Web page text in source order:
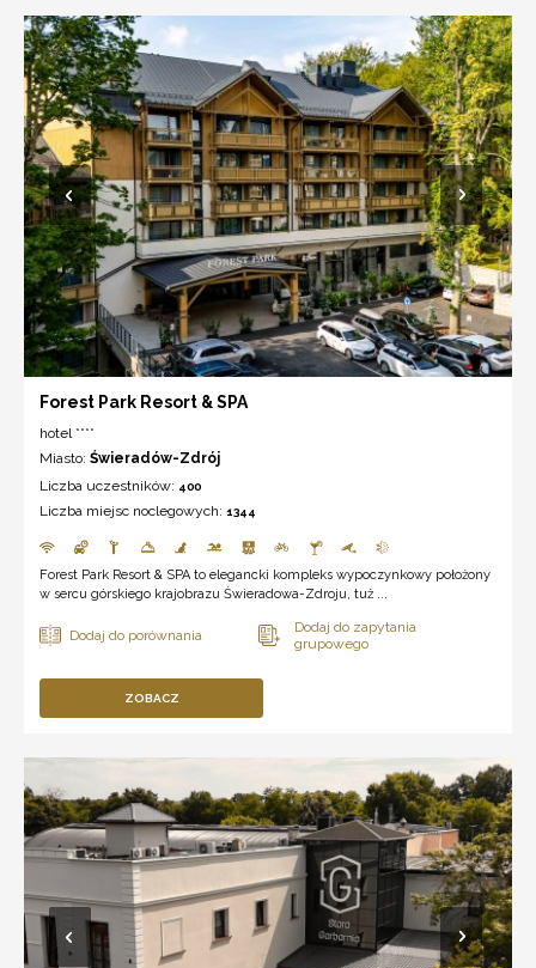
Forest Park Resort & SPA
hotel ****
Miasto: Świeradów-Zdrój
Liczba uczestników: 400
Liczba miejsc noclegowych: 1344
Forest Park Resort & SPA to elegancki kompleks wypoczynkowy położony
w sercu górskiego krajobrazu Świeradowa-Zdroju, tuż ...
ZOBACZ